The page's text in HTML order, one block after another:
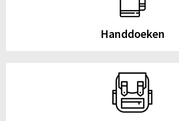
Handdoeken